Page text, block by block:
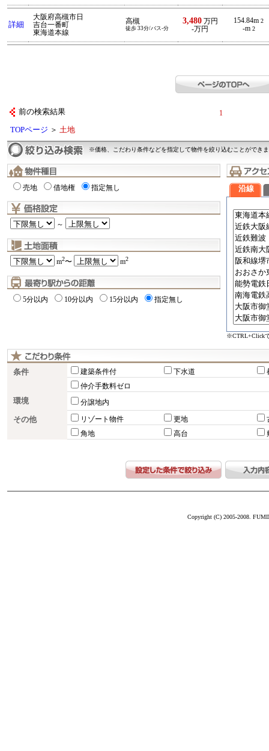
詳細
大阪府高槻市日
吉台一番町
東海道本線
高槻
徒歩 33分/バス-分
3,480万円
-万円
154.84m 2
-m 2
前の検索結果 1
TOPページ ＞ 土地
※価格、こだわり条件などを指定して物件を絞り込むことができ
売地 借地権 指定無し
～
m2〜 m2
5分以内 10分以内 15分以内 指定無し
沿線
※CTRL+Click
条件 建築条件付 下水道
仲介手数料ゼロ
環境 分譲地内
その他 リゾート物件 更地
角地
高台
Copyright (C) 2005-2008.